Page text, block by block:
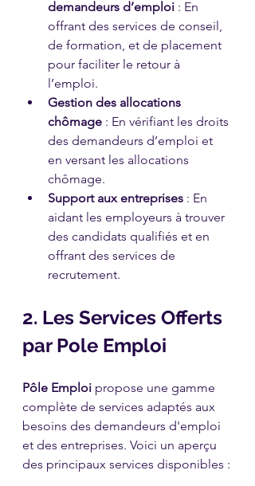
demandeurs d’emploi : En
offrant des services de conseil,
de formation, et de placement
pour faciliter le retour à
l’emploi.
Gestion des allocations
chômage : En vérifiant les droits
des demandeurs d’emploi et
en versant les allocations
chômage.
Support aux entreprises : En
aidant les employeurs à trouver
des candidats qualifiés et en
offrant des services de
recrutement.
2. Les Services Offerts
par Pole Emploi
Pôle Emploi propose une gamme
complète de services adaptés aux
besoins des demandeurs d'emploi
et des entreprises. Voici un aperçu
des principaux services disponibles :